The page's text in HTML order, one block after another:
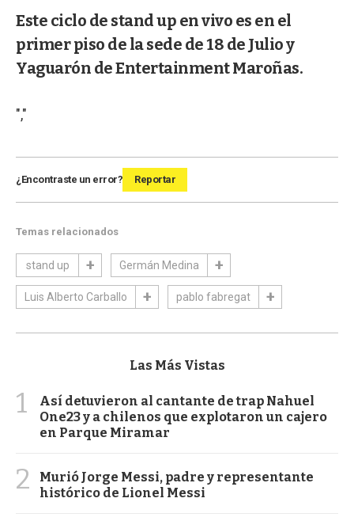
Este ciclo de stand up en vivo es en el
primer piso de la sede de 18 de Julio y
Yaguarón de Entertainment Maroñas.
","
¿Encontraste un error? Reportar
Temas relacionados
stand up Germán Medina
Luis Alberto Carballo pablo fabregat
Las Más Vistas
1
Así detuvieron al cantante de trap Nahuel
One23 y a chilenos que explotaron un cajero
en Parque Miramar
2
Murió Jorge Messi, padre y representante
histórico de Lionel Messi